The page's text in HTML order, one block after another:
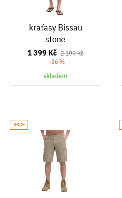
kraťasy Bissau
stone
1 399 Kč 2 199 Kč
-36 %
skladem
AKCE